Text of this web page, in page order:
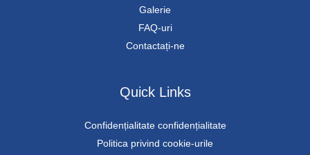
Galerie
FAQ-uri
Contactați-ne
Quick Links
Confidențialitate confidențialitate
Politica privind cookie-urile